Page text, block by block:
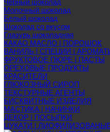
Черный шоколад
Молочный шоколад
Белый шоколад
Шоколад со вкусом
Глазурь шоколадная
КАКАО МАСЛО | ПОРОШОК
ВАНИЛЬ | СПЕЦИИ |
ФРУКТОВОЕ ПЮРЕ | ПАСТЫ
ОРЕХОВЫЕ ПРОДУКТЫ
КРАСИТЕЛИ
ГЛЮКОЗНЫЙ СИРОП
ТЕКСТУРНЫЕ АГЕНТЫ
БИСКВИТНЫЕ ИЗДЕЛИЯ
МАСТИКА | НАЧИНКИ
ДЕКОР | ПОСЫПКИ
ЦУКАТИ |